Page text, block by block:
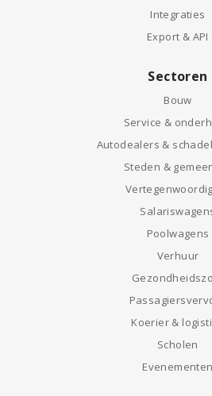
Integraties
Export & API
Sectoren
Bouw
Service &
Autodealers &
Steden &
Poolwagens
Verhuur
Koerier &
Scholen
Evenementen